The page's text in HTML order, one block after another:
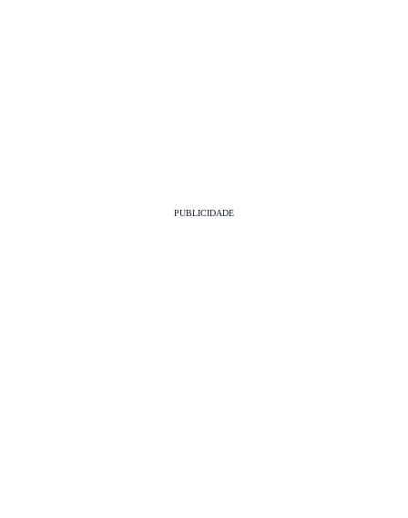
PUBLICIDADE